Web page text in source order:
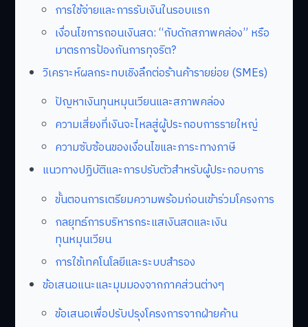
การใช้จ่ายและการรับเงินในรอบแรก
เงื่อนไขการถอนเงินสด: “กับดักสภาพคล่อง” หรือ
มาตรการป้องกันการทุจริต?
วิเคราะห์ผลกระทบเชิงลึกต่อร้านค้ารายย่อย (SMEs)
ปัญหาเงินทุนหมุนเวียนและสภาพคล่อง
ความเสี่ยงที่เงินจะไหลสู่ผู้ประกอบการรายใหญ่
ความซับซ้อนของเงื่อนไขและภาระทางภาษี
แนวทางปฏิบัติและการปรับตัวสำหรับผู้ประกอบการ
ขั้นตอนการเตรียมความพร้อมก่อนเข้าร่วมโครงการ
กลยุทธ์การบริหารกระแสเงินสดและเงิน
ทุนหมุนเวียน
การใช้เทคโนโลยีและระบบสำรอง
ข้อเสนอแนะและมุมมองจากภาคส่วนต่างๆ
ข้อเสนอเพื่อปรับปรุงโครงการจากฝ่ายค้าน